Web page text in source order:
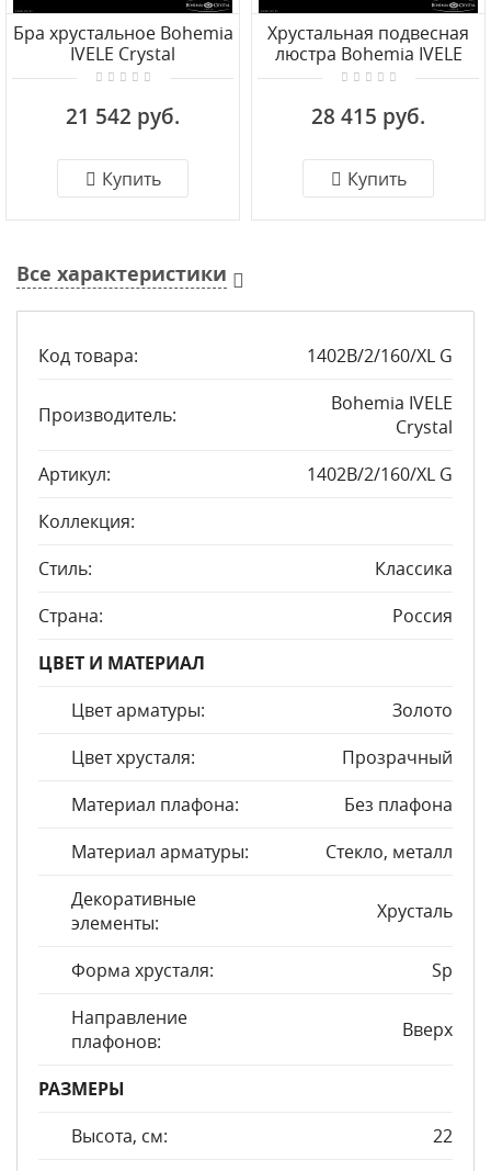
Бра хрустальное Bohemia
IVELE Crystal
1402B/3+2/195/XL Ni
21 542 руб.
Купить
Хрустальная подвесная
люстра Bohemia IVELE
Crystal 1402/5/141 Ni
28 415 руб.
Купить
Все характеристики
Код товара: 1402B/2/160/XL G
Производитель:
Bohemia IVELE
Crystal
Артикул:
1402B/2/160/XL G
Коллекция:
Стиль:
Классика
Страна:
Россия
ЦВЕТ И МАТЕРИАЛ
Цвет арматуры:
Золото
Цвет хрусталя:
Прозрачный
Материал плафона:
Без плафона
Материал арматуры:
Стекло, металл
Декоративные
элементы:
Хрусталь
Форма хрусталя:
Sp
Направление
плафонов:
Вверх
РАЗМЕРЫ
Высота, см:
22